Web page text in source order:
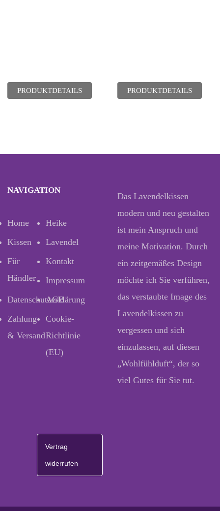
PRODUKTDETAILS PRODUKTDETAILS
NAVIGATION
Home
Heike
Kissen
Lavendel
Für
Händler
Kontakt
Impressum
Datenschutzerklärung
AGB
Zahlung
& Versand
Cookie-
Richtlinie
(EU)
Das Lavendelkissen
modern und neu gestalten
ist mein Anspruch und
meine Motivation. Durch
ein zeitgemäßes Design
möchte ich Sie verführen,
das verstaubte Image des
Lavendelkissen zu
vergessen und sich
einzulassen, auf diesen
„Wohlfühlduft“, der so
viel Gutes für Sie tut.
Vertrag
widerrufen